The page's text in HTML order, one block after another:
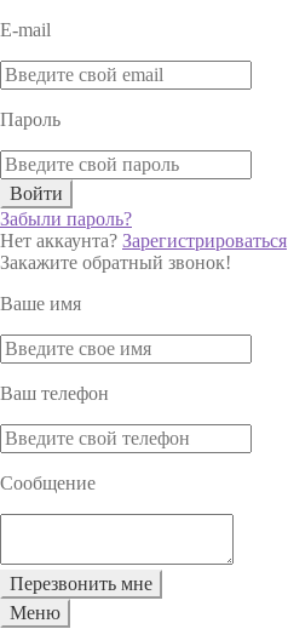
E-mail
Пароль
Войти
Забыли пароль?
Нет аккаунта? Зарегистрироваться
Закажите обратный звонок!
Ваше имя
Ваш телефон
Сообщение
Перезвонить мне
Меню